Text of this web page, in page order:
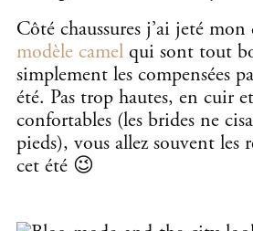
Côté chaussures j’ai jeté
modèle camel qui sont tout
simplement les compensées
été. Pas trop hautes, en cuir
confortables (les brides ne
pieds), vous allez souvent les
cet été 😉